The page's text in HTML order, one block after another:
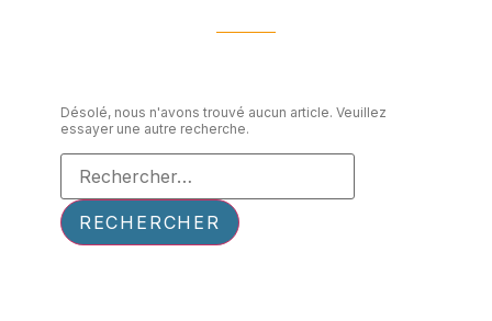
Désolé, nous n'avons trouvé aucun article. Veuillez
essayer une autre recherche.